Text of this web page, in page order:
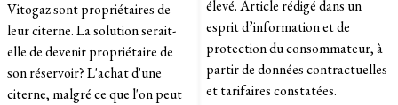
Vitogaz sont propriétaires de
leur citerne. La solution serait-
elle de devenir propriétaire de
son réservoir? L'achat d'une
citerne, malgré ce que l'on peut
élevé. Article rédigé dans un
esprit d’information et de
protection du consommateur, à
partir de données contractuelles
et tarifaires constatées.